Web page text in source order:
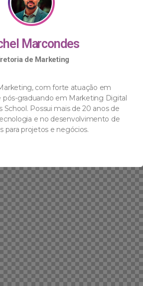
Marcondes
de Marketing
com forte atuação em
pós-graduando em Marketing Digital
School. Possui mais de 20 anos de
e no desenvolvimento de
para projetos e negócios.